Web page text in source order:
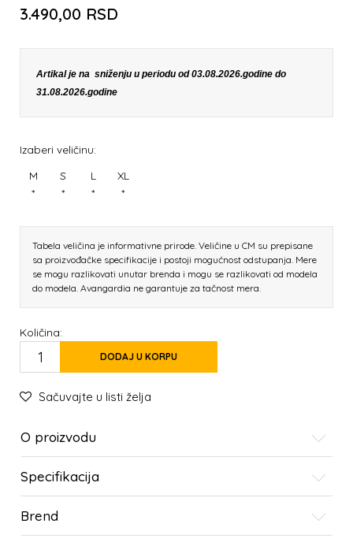
3.490,00 RSD
Artikal je na sniženju u periodu od 03.08.2026.godine do
31.08.2026.godine
Izaberi veličinu:
M
*
S
*
L
*
XL
*
Tabela veličina je informativne prirode. Veličine u CM su prepisane
sa proizvođačke specifikacije i postoji mogućnost odstupanja. Mere
se mogu razlikovati unutar brenda i mogu se razlikovati od modela
do modela. Avangardia ne garantuje za tačnost mera.
Količina:
DODAJ U KORPU
Sačuvajte u listi želja
O proizvodu
Specifikacija
Brend